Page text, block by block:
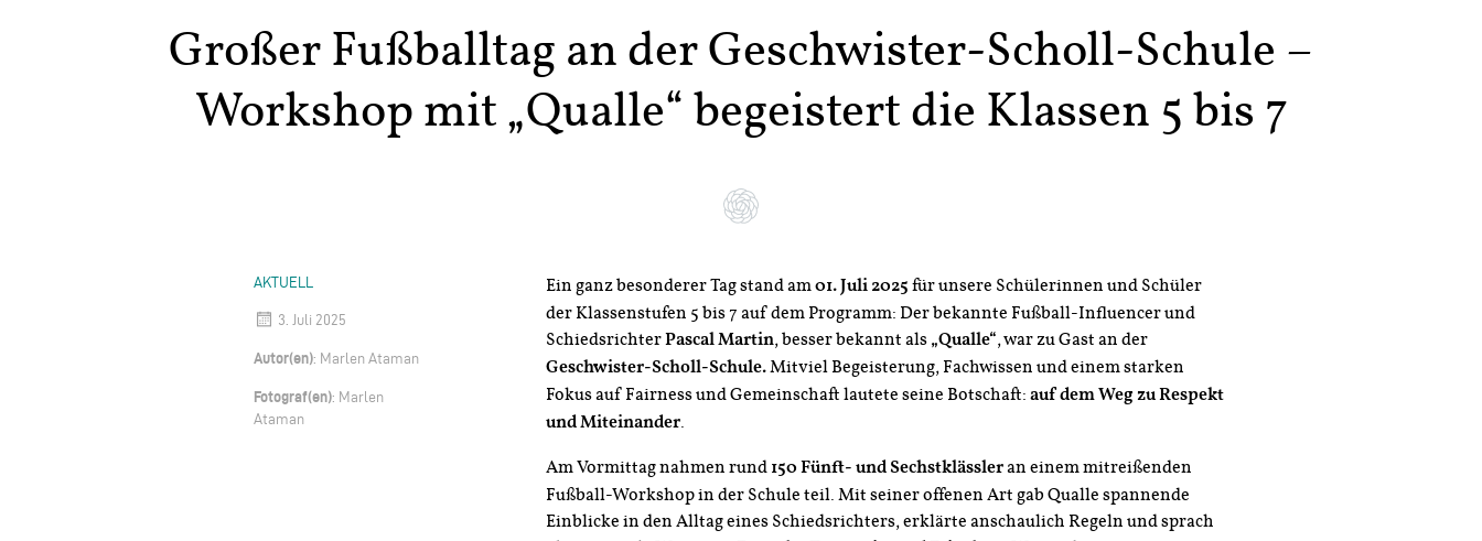
Großer Fußballtag an der Geschwister-Scholl-Schule –
Workshop mit „Qualle“ begeistert die Klassen 5 bis 7
AKTUELL
3. Juli 2025
Autor(en): Marlen Ataman
Fotograf(en): Marlen
Ataman
Ein ganz besonderer Tag stand am01. Juli 2025 für unsere Schülerinnen und Schüler
der Klassenstufen 5 bis 7 auf dem Programm: Der bekannte Fußball-Influencer und
SchiedsrichterPascal Martin, besser bekannt als „Qualle“, war zu Gast an der
Geschwister-Scholl-Schule.Mitviel Begeisterung, Fachwissen und einem starken
Fokus auf Fairness und Gemeinschaft lautete seine Botschaft:auf dem Weg zu Respekt
und Miteinander.
Am Vormittag nahmen rund 150 Fünft- und Sechstklässleran einem mitreißenden
Fußball-Workshop in der Schule teil. Mit seiner offenen Art gab Qualle spannende
Einblicke in den Alltag eines Schiedsrichters, erklärte anschaulich Regeln und sprach